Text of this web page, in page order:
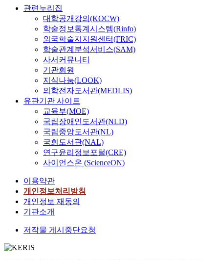
관련누리집
대학공개강의(KOCW)
학술정보통계시스템(Rinfo)
외국학술지지원센터(FRIC)
학술관계분석서비스(SAM)
사서커뮤니티
기관회원
지식나눔(LOOK)
의학전자도서관(MEDLIS)
유관기관 사이트
교육부(MOE)
국립장애인도서관(NLD)
국립중앙도서관(NL)
국회도서관(NAL)
연구윤리정보포털(CRE)
사이언스온 (ScienceON)
이용약관
개인정보처리방침
개인정보 재동의
기관소개
저작물 게시중단요청